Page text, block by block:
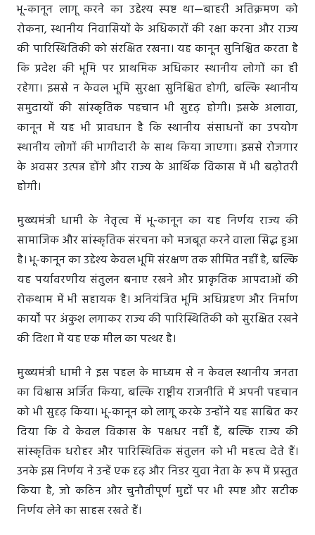
भू-कानून लागू करने का उद्देश्य स्पष्ट था—बाहरी अतिक्रमण को
रोकना, स्थानीय निवासियों के अधिकारों की रक्षा करना और राज्य
की पारिस्थितिकी को संरक्षित रखना। यह कानून सुनिश्चित करता है
कि प्रदेश की भूमि पर प्राथमिक अधिकार स्थानीय लोगों का ही
रहेगा। इससे न केवल भूमि सुरक्षा सुनिश्चित होगी, बल्कि स्थानीय
समुदायों की सांस्कृतिक पहचान भी सुदृढ़ होगी। इसके अलावा,
कानून में यह भी प्रावधान है कि स्थानीय संसाधनों का उपयोग
स्थानीय लोगों की भागीदारी के साथ किया जाएगा। इससे रोजगार
के अवसर उत्पन्न होंगे और राज्य के आर्थिक विकास में भी बढ़ोतरी
होगी।
मुख्यमंत्री धामी के नेतृत्व में भू-कानून का यह निर्णय राज्य की
सामाजिक और सांस्कृतिक संरचना को मजबूत करने वाला सिद्ध हुआ
है। भू-कानून का उद्देश्य केवल भूमि संरक्षण तक सीमित नहीं है, बल्कि
यह पर्यावरणीय संतुलन बनाए रखने और प्राकृतिक आपदाओं की
रोकथाम में भी सहायक है। अनियंत्रित भूमि अधिग्रहण और निर्माण
कार्यों पर अंकुश लगाकर राज्य की पारिस्थितिकी को सुरक्षित रखने
की दिशा में यह एक मील का पत्थर है।
मुख्यमंत्री धामी ने इस पहल के माध्यम से न केवल स्थानीय जनता
का विश्वास अर्जित किया, बल्कि राष्ट्रीय राजनीति में अपनी पहचान
को भी सुदृढ़ किया। भू-कानून को लागू करके उन्होंने यह साबित कर
दिया कि वे केवल विकास के पक्षधर नहीं हैं, बल्कि राज्य की
सांस्कृतिक धरोहर और पारिस्थितिक संतुलन को भी महत्व देते हैं।
उनके इस निर्णय ने उन्हें एक दृढ़ और निडर युवा नेता के रूप में प्रस्तुत
किया है, जो कठिन और चुनौतीपूर्ण मुद्दों पर भी स्पष्ट और सटीक
निर्णय लेने का साहस रखते हैं।